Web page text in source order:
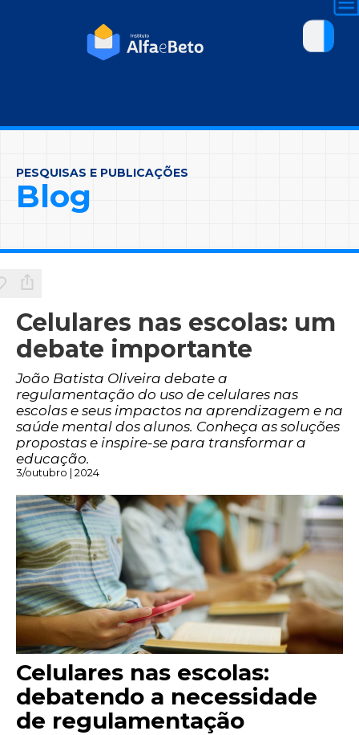
PESQUISAS E PUBLICAÇÕES
Blog
Celulares nas escolas: um
debate importante
João Batista Oliveira debate a
regulamentação do uso de celulares nas
escolas e seus impactos na aprendizagem e na
saúde mental dos alunos. Conheça as soluções
propostas e inspire-se para transformar a
educação.
3/outubro | 2024
Celulares nas escolas:
debatendo a necessidade
de regulamentação